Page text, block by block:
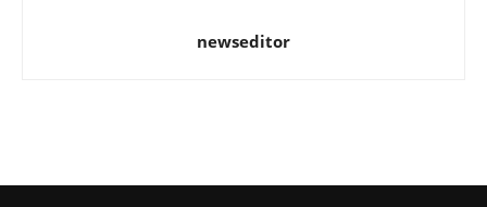
newseditor